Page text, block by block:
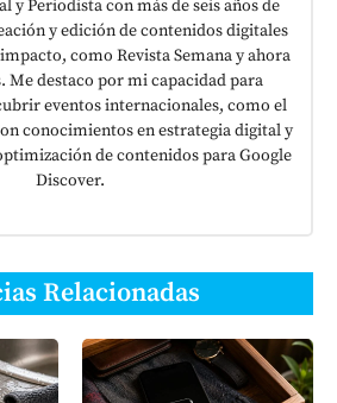
y Periodista con más de seis años de
y edición de contenidos digitales
como Revista Semana y ahora
Me destaco por mi capacidad para
eventos internacionales, como el
conocimientos en estrategia digital y
de contenidos para Google
Discover.
Relacionadas